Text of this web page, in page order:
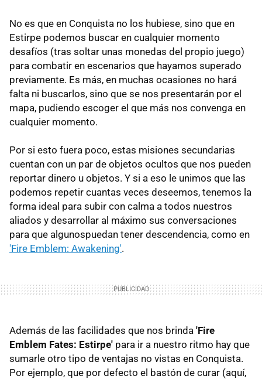
No es que en Conquista no los hubiese, sino que en
Estirpe podemos buscar en cualquier momento
desafíos (tras soltar unas monedas del propio juego)
para combatir en escenarios que hayamos superado
previamente. Es más, en muchas ocasiones no hará
falta ni buscarlos, sino que se nos presentarán por el
mapa, pudiendo escoger el que más nos convenga en
cualquier momento.
Por si esto fuera poco, estas misiones secundarias
cuentan con un par de objetos ocultos que nos pueden
reportar dinero u objetos. Y si a eso le unimos que las
podemos repetir cuantas veces deseemos, tenemos la
forma ideal para subir con calma a todos nuestros
aliados y desarrollar al máximo sus conversaciones
para que algunospuedan tener descendencia, como en
'Fire Emblem: Awakening'.
Además de las facilidades que nos brinda 'Fire
Emblem Fates: Estirpe' para ir a nuestro ritmo hay que
sumarle otro tipo de ventajas no vistas en Conquista.
Por ejemplo, que por defecto el bastón de curar (aquí,